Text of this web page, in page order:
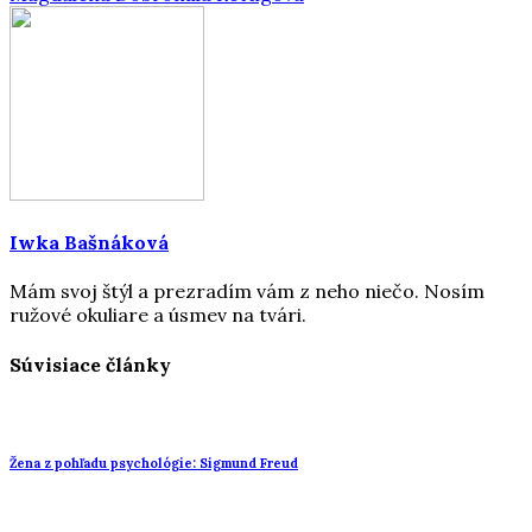
Iwka Bašnáková
Mám svoj štýl a prezradím vám z neho niečo. Nosím
ružové okuliare a úsmev na tvári.
Súvisiace články
Žena z pohľadu psychológie: Sigmund Freud